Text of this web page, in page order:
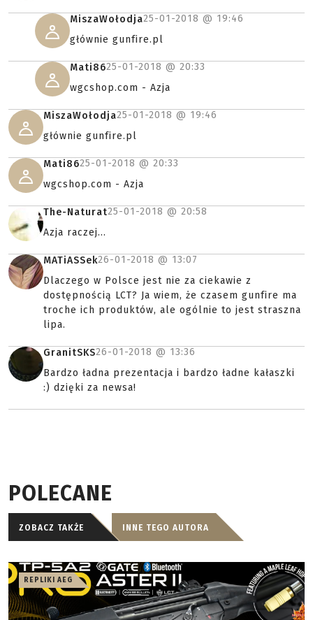
MiszaWołodja25-01-2018 @ 19:46
głównie gunfire.pl
Mati8625-01-2018 @ 20:33
wgcshop.com - Azja
MiszaWołodja25-01-2018 @ 19:46
głównie gunfire.pl
Mati8625-01-2018 @ 20:33
wgcshop.com - Azja
The-Naturat25-01-2018 @ 20:58
Azja raczej...
MATiASSek26-01-2018 @ 13:07
Dlaczego w Polsce jest nie za ciekawie z
dostępnością LCT? Ja wiem, że czasem gunfire ma
troche ich produktów, ale ogólnie to jest straszna
lipa.
GranitSKS26-01-2018 @ 13:36
Bardzo ładna prezentacja i bardzo ładne kałaszki
:) dzięki za newsa!
POLECANE
ZOBACZ TAKŻE INNE TEGO AUTORA
REPLIKI AEG